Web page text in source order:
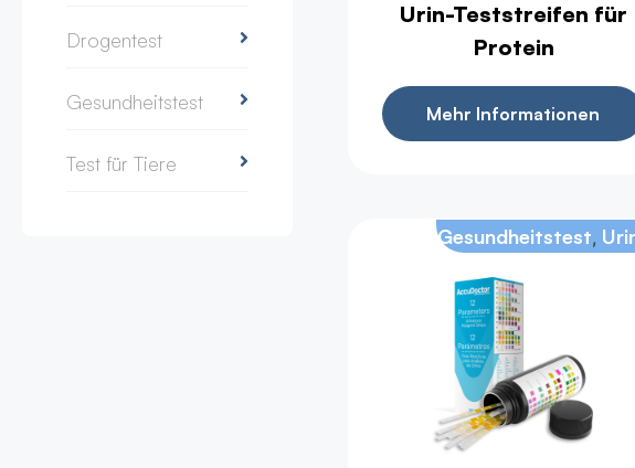
Drogentest
Gesundheitstest
Test für Tiere
Urin-Teststreifen für
Protein
Mehr Informationen
Gesundheitstest,